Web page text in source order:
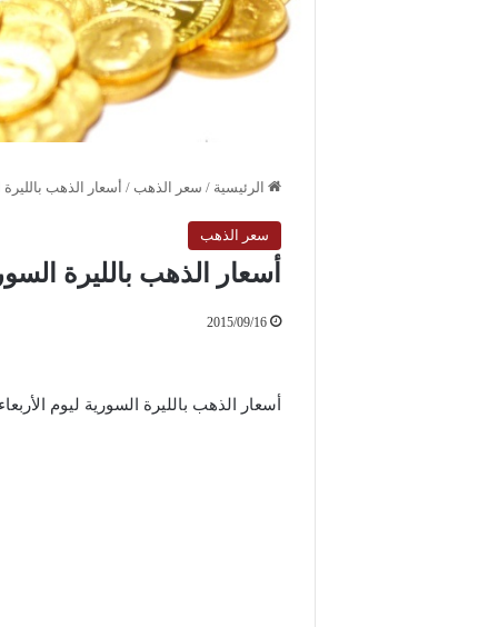
الرئيسية / سعر الذهب / أسعار الذهب بالليرة
سعر الذهب
أسعار الذهب بالليرة السورية
2015/09/16
أسعار الذهب بالليرة السورية ليوم الأربعاء 16 / 9 / 2015